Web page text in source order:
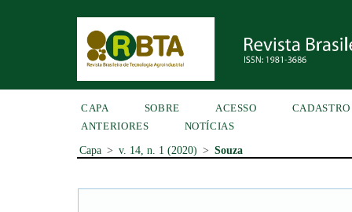
CAPA SOBRE ACESSO
CADASTRO
ANTERIORES
NOTÍCIAS
Capa > v. 14, n. 1 (2020) > Souza